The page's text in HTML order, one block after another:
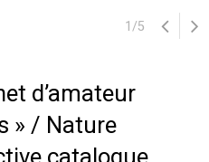
1 /5
d’amateur
» / Nature